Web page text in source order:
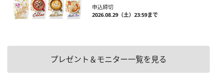
申込締切
2026.08.29（土）23:59まで
プレゼント＆モニター一覧を見る